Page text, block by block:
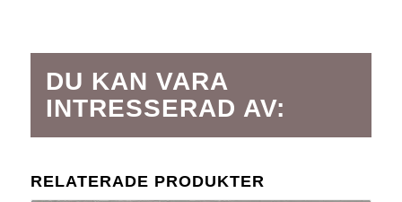
DU KAN VARA
INTRESSERAD AV:
RELATERADE PRODUKTER